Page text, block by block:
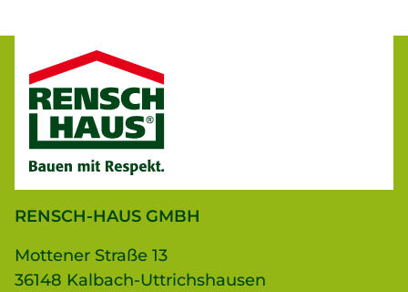
RENSCH-HAUS GMBH
Mottener Straße 13
36148 Kalbach-Uttrichshausen